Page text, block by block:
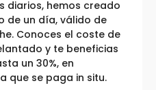
diarios, hemos creado
de un día, válido de
Conoces el coste de
y te beneficias
un 30%, en
que se paga in situ.